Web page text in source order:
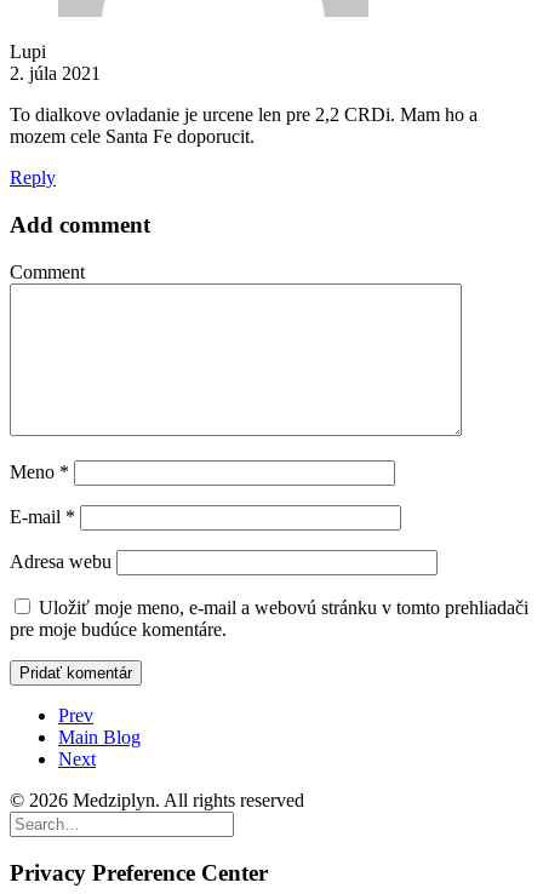
Lupi
2. júla 2021
To dialkove ovladanie je urcene len pre 2,2 CRDi. Mam ho a
mozem cele Santa Fe doporucit.
Reply
Add comment
Comment
Meno *
E-mail *
Adresa webu
Uložiť moje meno, e-mail a webovú stránku v tomto prehliadači
pre moje budúce komentáre.
Prev
Main Blog
Next
© 2026 Medziplyn. All rights reserved
Privacy Preference Center